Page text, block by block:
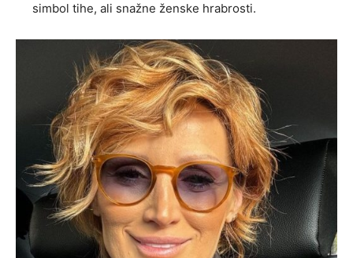
simbol tihe, ali snažne ženske hrabrosti.